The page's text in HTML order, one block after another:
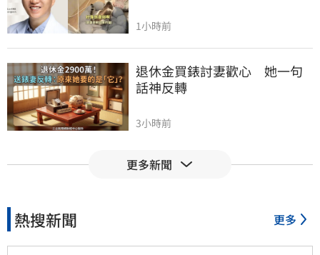
1小時前
退休金買錶討妻歡心　她一句
話神反轉
3小時前
Fed沒升息股市跌　投信揭下一
更多新聞
熱搜新聞 更多